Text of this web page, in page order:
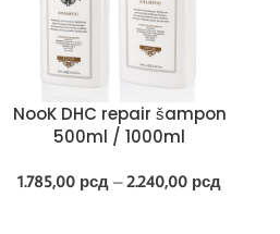
NooK DHC repair šampon
500ml / 1000ml
1.785,00 рсд – 2.240,00 рсд